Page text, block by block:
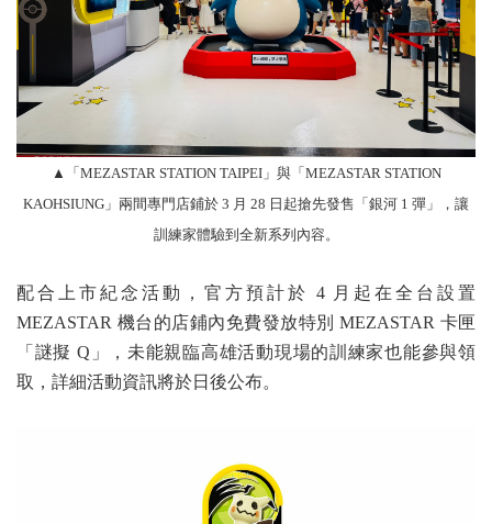
▲「MEZASTAR STATION TAIPEI」與「MEZASTAR STATION
KAOHSIUNG」兩間專門店鋪於 3 月 28 日起搶先發售「銀河 1 彈」，讓
訓練家體驗到全新系列內容。
配合上市紀念活動，官方預計於 4 月起在全台設置
MEZASTAR 機台的店鋪內免費發放特別 MEZASTAR 卡匣
「謎擬 Q」，未能親臨高雄活動現場的訓練家也能參與領
取，詳細活動資訊將於日後公布。